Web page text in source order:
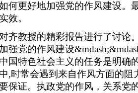
何更好地加强党的作风建设。
效。
齐教授的精彩报告进行了讨论
强党的作风建设
国特色社会主义的任务是明确
,时常会遇到来自作风方面的
保证。执政党的作风，关系党